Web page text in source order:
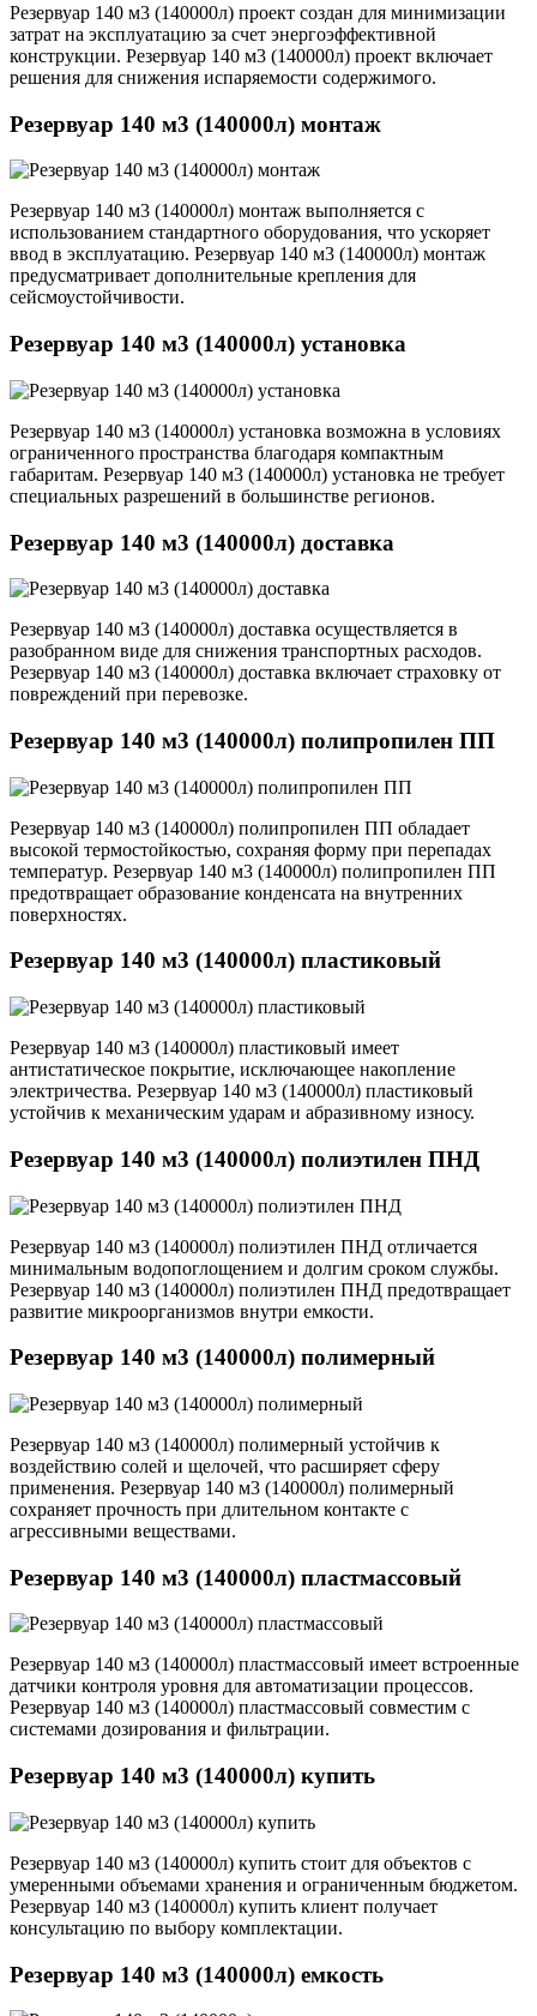
Резервуар 140 м3 (140000л) проект создан для минимизации
затрат на эксплуатацию за счет энергоэффективной
конструкции. Резервуар 140 м3 (140000л) проект включает
решения для снижения испаряемости содержимого.
Резервуар 140 м3 (140000л) монтаж
Резервуар 140 м3 (140000л) монтаж выполняется с
использованием стандартного оборудования, что ускоряет
ввод в эксплуатацию. Резервуар 140 м3 (140000л) монтаж
предусматривает дополнительные крепления для
сейсмоустойчивости.
Резервуар 140 м3 (140000л) установка
Резервуар 140 м3 (140000л) установка возможна в условиях
ограниченного пространства благодаря компактным
габаритам. Резервуар 140 м3 (140000л) установка не требует
специальных разрешений в большинстве регионов.
Резервуар 140 м3 (140000л) доставка
Резервуар 140 м3 (140000л) доставка осуществляется в
разобранном виде для снижения транспортных расходов.
Резервуар 140 м3 (140000л) доставка включает страховку от
повреждений при перевозке.
Резервуар 140 м3 (140000л) полипропилен ПП
Резервуар 140 м3 (140000л) полипропилен ПП обладает
высокой термостойкостью, сохраняя форму при перепадах
температур. Резервуар 140 м3 (140000л) полипропилен ПП
предотвращает образование конденсата на внутренних
поверхностях.
Резервуар 140 м3 (140000л) пластиковый
Резервуар 140 м3 (140000л) пластиковый имеет
антистатическое покрытие, исключающее накопление
электричества. Резервуар 140 м3 (140000л) пластиковый
устойчив к механическим ударам и абразивному износу.
Резервуар 140 м3 (140000л) полиэтилен ПНД
Резервуар 140 м3 (140000л) полиэтилен ПНД отличается
минимальным водопоглощением и долгим сроком службы.
Резервуар 140 м3 (140000л) полиэтилен ПНД предотвращает
развитие микроорганизмов внутри емкости.
Резервуар 140 м3 (140000л) полимерный
Резервуар 140 м3 (140000л) полимерный устойчив к
воздействию солей и щелочей, что расширяет сферу
применения. Резервуар 140 м3 (140000л) полимерный
сохраняет прочность при длительном контакте с
агрессивными веществами.
Резервуар 140 м3 (140000л) пластмассовый
Резервуар 140 м3 (140000л) пластмассовый имеет встроенные
датчики контроля уровня для автоматизации процессов.
Резервуар 140 м3 (140000л) пластмассовый совместим с
системами дозирования и фильтрации.
Резервуар 140 м3 (140000л) купить
Резервуар 140 м3 (140000л) купить стоит для объектов с
умеренными объемами хранения и ограниченным бюджетом.
Резервуар 140 м3 (140000л) купить клиент получает
консультацию по выбору комплектации.
Резервуар 140 м3 (140000л) емкость